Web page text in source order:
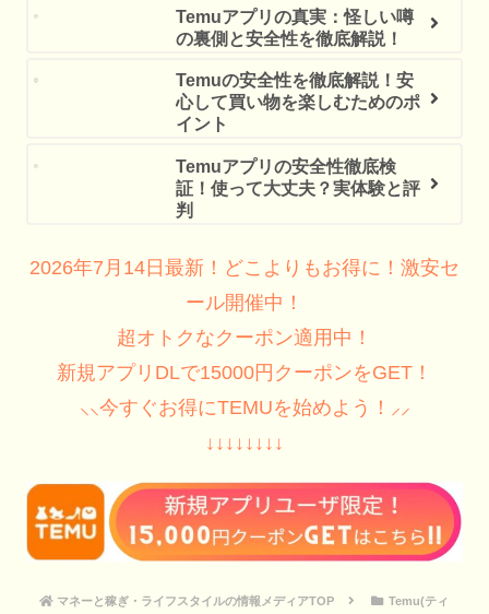
Temuアプリの真実：怪しい噂
の裏側と安全性を徹底解説！
Temuの安全性を徹底解説！安
心して買い物を楽しむためのポ
イント
Temuアプリの安全性徹底検
証！使って大丈夫？実体験と評
判
2026年7月14日最新！どこよりもお得に！激安セ
ール開催中！
超オトクなクーポン適用中！
新規アプリDLで15000円クーポンをGET！
⸜⸜今すぐお得にTEMUを始めよう！⸝⸝
↓↓↓↓↓↓↓↓
マネーと稼ぎ・ライフスタイルの情報メディアTOP
Temu(ティ